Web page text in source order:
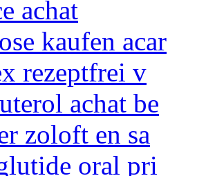
achat
kaufen acar
rezeptfrei v
achat be
zoloft en sa
oral pri